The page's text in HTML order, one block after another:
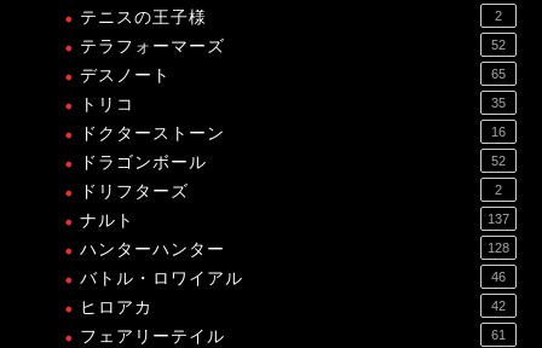
テニスの王子様 2
テラフォーマーズ 52
デスノート 65
トリコ 35
ドクターストーン 16
ドラゴンボール 52
ドリフターズ 2
ナルト 137
ハンターハンター 128
バトル・ロワイアル 46
ヒロアカ 42
フェアリーテイル 61